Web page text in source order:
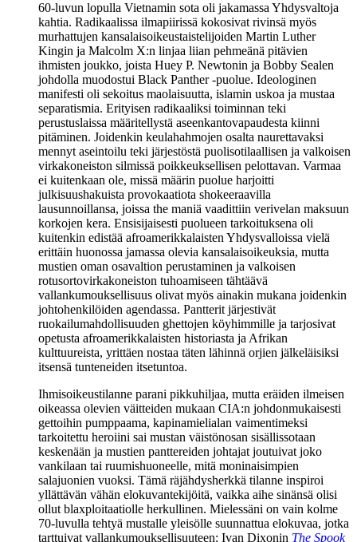
60‑luvun lopulla Vietnamin sota oli jakamassa Yhdysvaltoja
kahtia. Radikaalissa ilmapiirissä kokosivat rivinsä myös
murhattujen kansalaisoikeustaistelijoiden Martin Luther
Kingin ja Malcolm X:n linjaa liian pehmeänä pitävien
ihmisten joukko, joista Huey P. Newtonin ja Bobby Sealen
johdolla muodostui Black Panther ‑puolue. Ideologinen
manifesti oli sekoitus maolaisuutta, islamin uskoa ja mustaa
separatismia. Erityisen radikaaliksi toiminnan teki
perustuslaissa määritellystä aseenkantovapaudesta kiinni
pitäminen. Joidenkin keulahahmojen osalta naurettavaksi
mennyt aseintoilu teki järjestöstä puolisotilaallisen ja valkoisen
virkakoneiston silmissä poikkeuksellisen pelottavan. Varmaa
ei kuitenkaan ole, missä määrin puolue harjoitti
julkisuushakuista provokaatiota shokeeraavilla
lausunnoillansa, joissa the maniä vaadittiin verivelan maksuun
korkojen kera. Ensisijaisesti puolueen tarkoituksena oli
kuitenkin edistää afroamerikkalaisten Yhdysvalloissa vielä
erittäin huonossa jamassa olevia kansalaisoikeuksia, mutta
mustien oman osavaltion perustaminen ja valkoisen
rotusortovirkakoneiston tuhoamiseen tähtäävä
vallankumouksellisuus olivat myös ainakin mukana joidenkin
johtohenkilöiden agendassa. Pantterit järjestivät
ruokailumahdollisuuden ghettojen köyhimmille ja tarjosivat
opetusta afroamerikkalaisten historiasta ja Afrikan
kulttuureista, yrittäen nostaa täten lähinnä orjien jälkeläisiksi
itsensä tunteneiden itsetuntoa.
Ihmisoikeustilanne parani pikkuhiljaa, mutta eräiden ilmeisen
oikeassa olevien väitteiden mukaan CIA:n johdonmukaisesti
gettoihin pumppaama, kapinamielialan vaimentimeksi
tarkoitettu heroiini sai mustan väistönosan sisällissotaan
keskenään ja mustien panttereiden johtajat joutuivat joko
vankilaan tai ruumishuoneelle, mitä moninaisimpien
salajuonien vuoksi. Tämä räjähdysherkkä tilanne inspiroi
yllättävän vähän elokuvantekijöitä, vaikka aihe sinänsä olisi
ollut blaxploitaatiolle herkullinen. Mielessäni on vain kolme
70‑luvulla tehtyä mustalle yleisölle suunnattua elokuvaa, jotka
tarttuivat vallankumouksellisuuteen: Ivan Dixonin The Spook